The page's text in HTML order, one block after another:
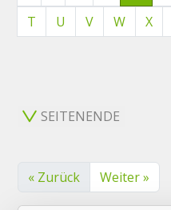
T
U V W X
SEITENENDE
« Zurück Weiter »